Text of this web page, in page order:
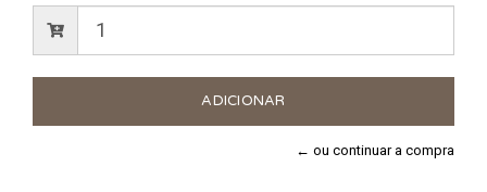
← ou continuar a compra